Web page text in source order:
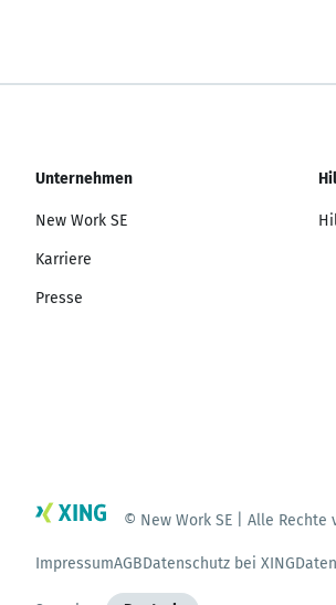
Unternehmen
New Work SE
Karriere
Presse
© New Work SE | Alle Rechte
ImpressumAGBDatenschutz bei XING